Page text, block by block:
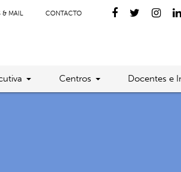
& MAIL CONTACTO
Centros Docentes e